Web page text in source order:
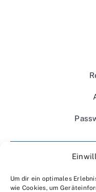
Um dir ein optimales
wie Cookies, um